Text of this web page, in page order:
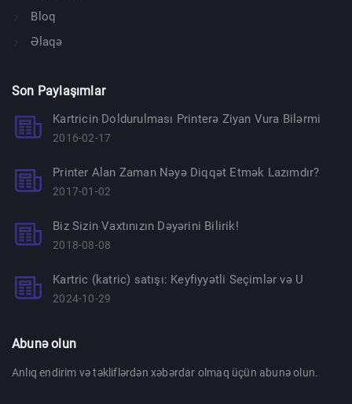
Bloq
Əlaqə
Son Paylaşımlar
Kartricin Doldurulması Printerə Ziyan Vura Bilərmi
2016-02-17
Printer Alan Zaman Nəyə Diqqət Etmək Lazımdır?
2017-01-02
Biz Sizin Vaxtınızın Dəyərini Bilirik!
2018-08-08
Kartric (katric) satışı: Keyfiyyətli Seçimlər və U
2024-10-29
Abunə olun
Anlıq endirim və təkliflərdən xəbərdar olmaq üçün abunə olun.